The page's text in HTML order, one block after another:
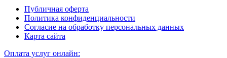
Публичная оферта
Политика конфиденциальности
Согласие на обработку персональных данных
Карта сайта
Оплата услуг онлайн: